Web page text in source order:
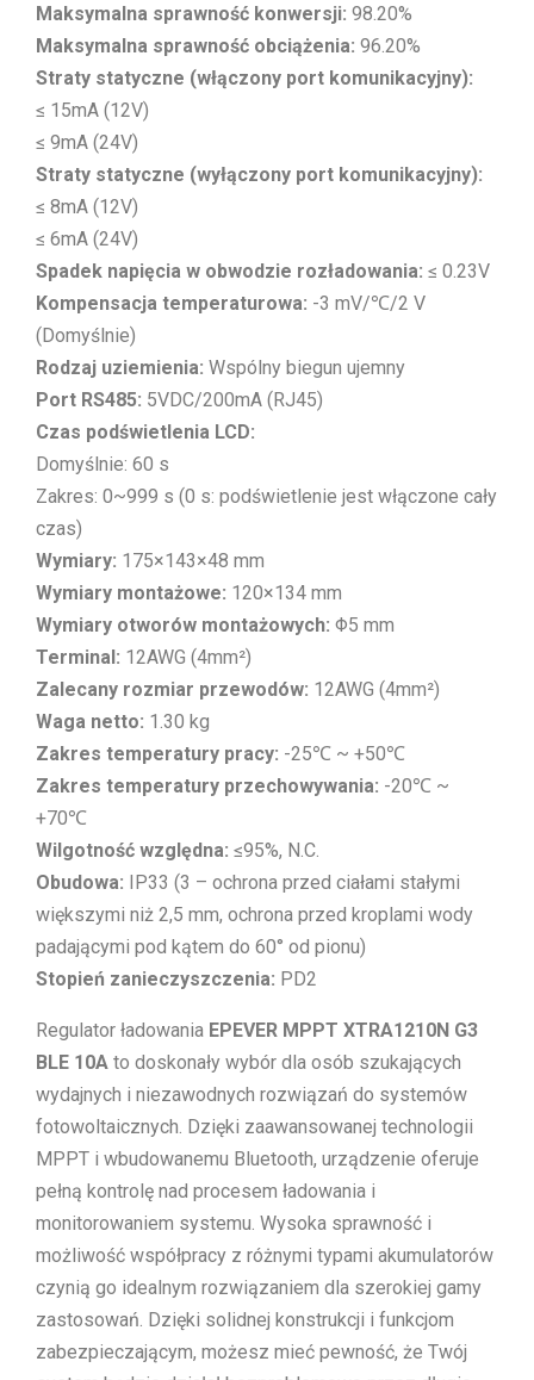
Maksymalna sprawność konwersji: 98.20%
Maksymalna sprawność obciążenia: 96.20%
Straty statyczne (włączony port komunikacyjny):
≤ 15mA (12V)
≤ 9mA (24V)
Straty statyczne (wyłączony port komunikacyjny):
≤ 8mA (12V)
≤ 6mA (24V)
Spadek napięcia w obwodzie rozładowania: ≤ 0.23V
Kompensacja temperaturowa: -3 mV/℃/2 V
(Domyślnie)
Rodzaj uziemienia: Wspólny biegun ujemny
Port RS485: 5VDC/200mA (RJ45)
Czas podświetlenia LCD:
Domyślnie: 60 s
Zakres: 0~999 s (0 s: podświetlenie jest włączone cały
czas)
Wymiary: 175×143×48 mm
Wymiary montażowe: 120×134 mm
Wymiary otworów montażowych: Φ5 mm
Terminal: 12AWG (4mm²)
Zalecany rozmiar przewodów: 12AWG (4mm²)
Waga netto: 1.30 kg
Zakres temperatury pracy: -25℃ ~ +50℃
Zakres temperatury przechowywania: -20℃ ~
+70℃
Wilgotność względna: ≤95%, N.C.
Obudowa: IP33 (3 – ochrona przed ciałami stałymi
większymi niż 2,5 mm, ochrona przed kroplami wody
padającymi pod kątem do 60° od pionu)
Stopień zanieczyszczenia: PD2
Regulator ładowania EPEVER MPPT XTRA1210N G3
BLE 10A to doskonały wybór dla osób szukających
wydajnych i niezawodnych rozwiązań do systemów
fotowoltaicznych. Dzięki zaawansowanej technologii
MPPT i wbudowanemu Bluetooth, urządzenie oferuje
pełną kontrolę nad procesem ładowania i
monitorowaniem systemu. Wysoka sprawność i
możliwość współpracy z różnymi typami akumulatorów
czynią go idealnym rozwiązaniem dla szerokiej gamy
zastosowań. Dzięki solidnej konstrukcji i funkcjom
zabezpieczającym, możesz mieć pewność, że Twój